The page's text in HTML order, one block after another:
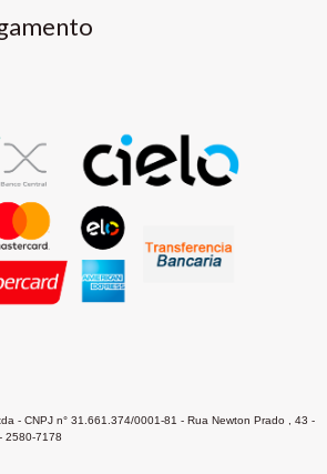
- CNPJ n° 31.661.374/0001-81 - Rua Newton Prado , 43 -
2580-7178